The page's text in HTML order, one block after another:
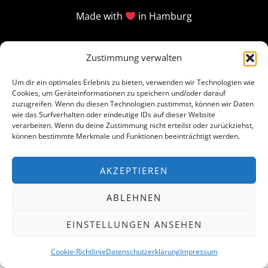
Zustimmung verwalten
Um dir ein optimales Erlebnis zu bieten, verwenden wir Technologien wie
Cookies, um Geräteinformationen zu speichern und/oder darauf
zuzugreifen. Wenn du diesen Technologien zustimmst, können wir Daten
wie das Surfverhalten oder eindeutige IDs auf dieser Website
verarbeiten. Wenn du deine Zustimmung nicht erteilst oder zurückziehst,
können bestimmte Merkmale und Funktionen beeinträchtigt werden.
AKZEPTIEREN
ABLEHNEN
EINSTELLUNGEN ANSEHEN
Cookie-RichtlinieDatenschutzerklärungImpressum
Made with in Hamburg